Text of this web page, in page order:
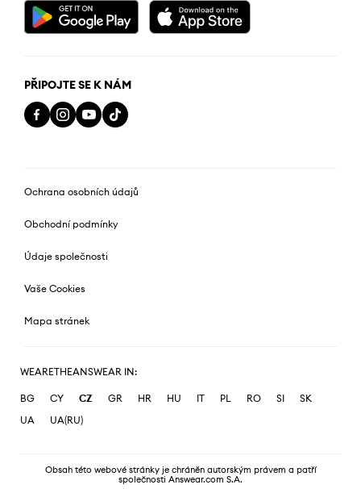
PŘIPOJTE SE K NÁM
Ochrana osobních údajů
Obchodní podmínky
Údaje společnosti
Vaše Cookies
Mapa stránek
WEARETHEANSWEAR IN:
BG CY CZ GR HR HU IT PL RO SI
SK
UA
UA(RU)
Obsah této webové stránky je chráněn autorským právem a patří
společnosti Answear.com S.A.